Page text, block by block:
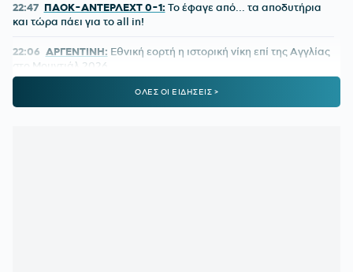
22:47 ΠΑΟΚ-ΑΝΤΕΡΛΕΧΤ 0-1: Το έφαγε από... τα αποδυτήρια
και τώρα πάει για το all in!
22:06 ΑΡΓΕΝΤΙΝΗ: Εθνική εορτή η ιστορική νίκη επί της Αγγλίας
στο Μουντιάλ 2026
Ο Ρόντρι είναι έτοιμος να «ντυθεί
μπλαουγκράνα»
ΟΛΕΣ ΟΙ ΕΙΔΗΣΕΙΣ >